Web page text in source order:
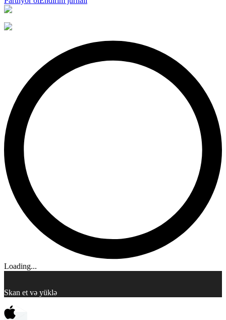
Loading...
Skan et və yüklə